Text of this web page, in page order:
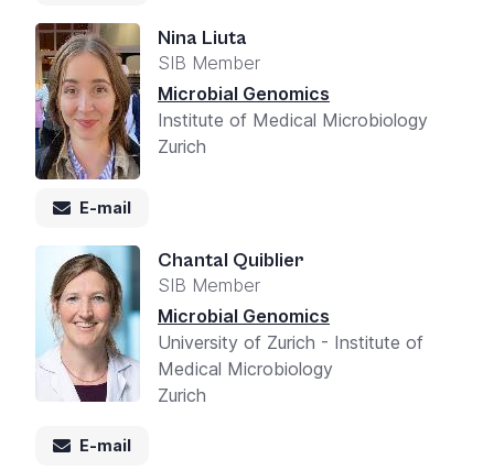
Nina Liuta
SIB Member
Microbial Genomics
Institute of Medical Microbiology
Zurich
E-mail
Chantal Quiblier
SIB Member
Microbial Genomics
University of Zurich - Institute of
Medical Microbiology
Zurich
E-mail